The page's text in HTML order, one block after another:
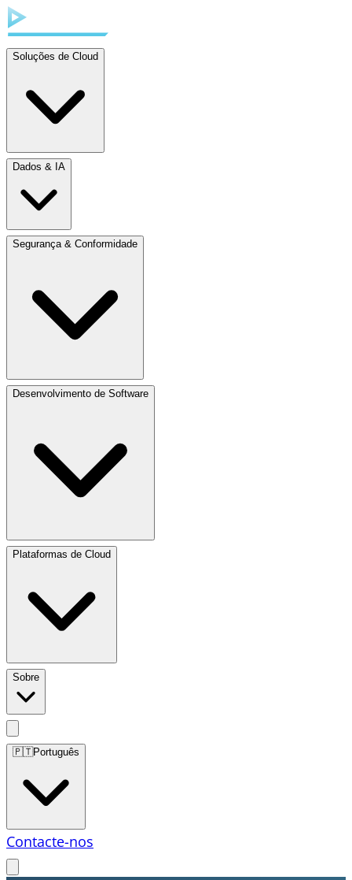
Soluções de Cloud
Dados & IA
Segurança & Conformidade
Desenvolvimento de Software
Plataformas de Cloud
Sobre
🇵🇹Português
Contacte-nos